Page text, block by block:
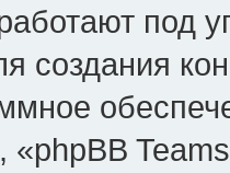
под
создания
«phpBB